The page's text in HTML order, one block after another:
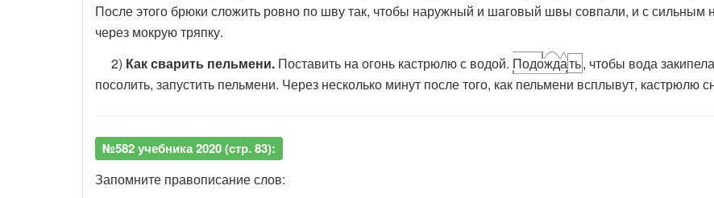
После этого брюки сложить ровно по шву так, чтобы наружный и шаговый швы совпали, и с сильным
через мокрую тряпку.
2) Как сварить пельмени. Поставить на огонь кастрюлю с водой. Подождать, чтобы вода
посолить, запустить пельмени. Через несколько минут после того, как пельмени всплывут, кастрюлю
№582 учебника 2020 (стр. 83):
Запомните правописание слов: